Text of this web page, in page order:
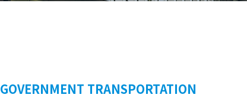
GOVERNMENT TRANSPORTATION